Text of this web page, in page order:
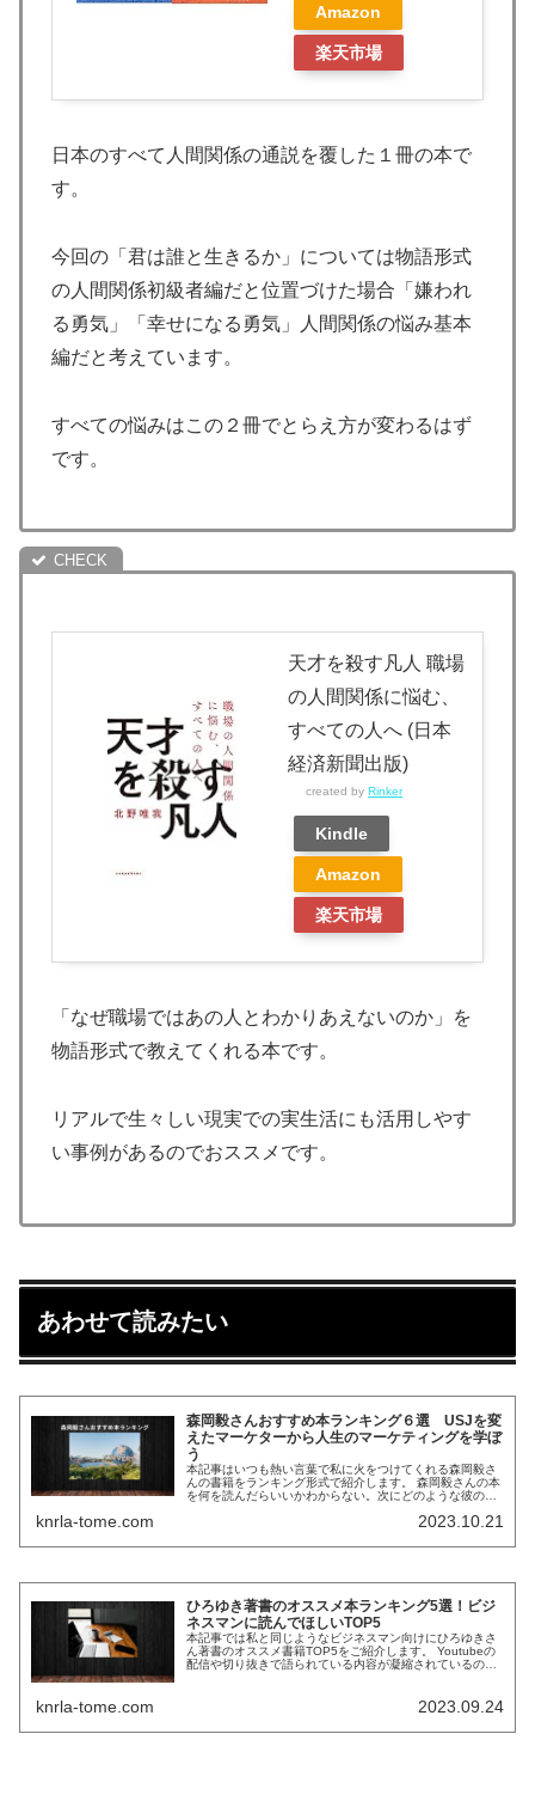
Amazon
楽天市場
日本のすべて人間関係の通説を覆した１冊の本で
す。
今回の「君は誰と生きるか」については物語形式
の人間関係初級者編だと位置づけた場合「嫌われ
る勇気」「幸せになる勇気」人間関係の悩み基本
編だと考えています。
すべての悩みはこの２冊でとらえ方が変わるはず
です。
天才を殺す凡人 職場
の人間関係に悩む、
すべての人へ (日本
経済新聞出版)
created by Rinker
Kindle
Amazon
楽天市場
「なぜ職場ではあの人とわかりあえないのか」を
物語形式で教えてくれる本です。
リアルで生々しい現実での実生活にも活用しやす
い事例があるのでおススメです。
あわせて読みたい
森岡毅さんおすすめ本ランキング６選 USJを変
えたマーケターから人生のマーケティングを学ぼ
う
本記事はいつも熱い言葉で私に火をつけてくれる森岡毅さ
んの書籍をランキング形式で紹介します。 森岡毅さんの本
を何を読んだらいいかわからない。次にどのような彼の書
knrla-tome.com 2023.10.21
ひろゆき著書のオススメ本ランキング5選！ビジ
ネスマンに読んでほしいTOP5
本記事では私と同じようなビジネスマン向けにひろゆきさ
ん著書のオススメ書籍TOP5をご紹介します。 Youtubeの
配信や切り抜きで語られている内容が凝縮されているの
knrla-tome.com 2023.09.24